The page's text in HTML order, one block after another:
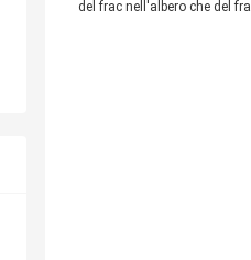
del frac nell'albero che del